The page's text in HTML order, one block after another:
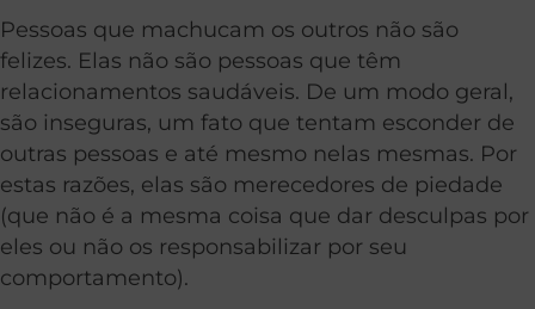
Pessoas que machucam os outros não são
felizes. Elas não são pessoas que têm
relacionamentos saudáveis. De um modo geral,
são inseguras, um fato que tentam esconder de
outras pessoas e até mesmo nelas mesmas. Por
estas razões, elas são merecedores de piedade
(que não é a mesma coisa que dar desculpas por
eles ou não os responsabilizar por seu
comportamento).